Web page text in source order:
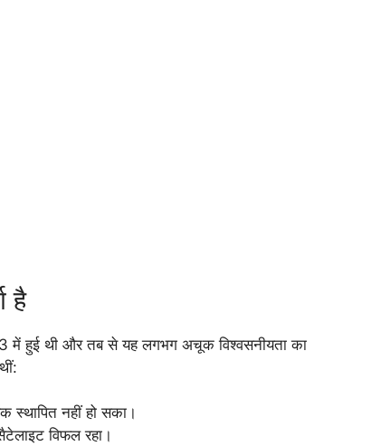
है
में हुई थी और तब से यह लगभग अचूक विश्वसनीयता का
स्थापित नहीं हो सका।
विफल रहा।